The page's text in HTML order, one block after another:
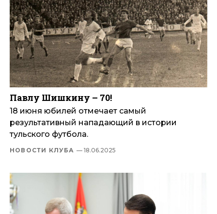
Павлу Шишкину – 70!
18 июня юбилей отмечает самый
результативный нападающий в истории
тульского футбола.
НОВОСТИ КЛУБА — 18.06.2025